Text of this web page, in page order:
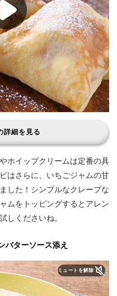
詳細を見る
ホイップクリームは定番の具
はさらに、いちごジャムの甘
した！シンプルなクレープな
ムをトッピングするとアレン
しくださいね。
バターソース添え
ミュートを解除